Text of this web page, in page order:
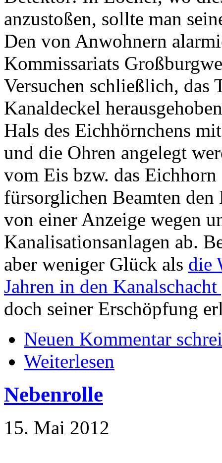
anzustoßen, sollte man
Den von Anwohnern
Kommissariats
Versuchen schließlich, das
Kanaldeckel
Hals des Eichhörnchens
und die Ohren angelegt
vom Eis bzw. das
fürsorglichen Beamten
von einer Anzeige wegen
Kanalisationsanlagen ab.
aber weniger Glück als die
Jahren in den
doch seiner Erschöpfung
Neuen Kommentar
Weiterlesen
Nebenrolle
15. Mai 2012